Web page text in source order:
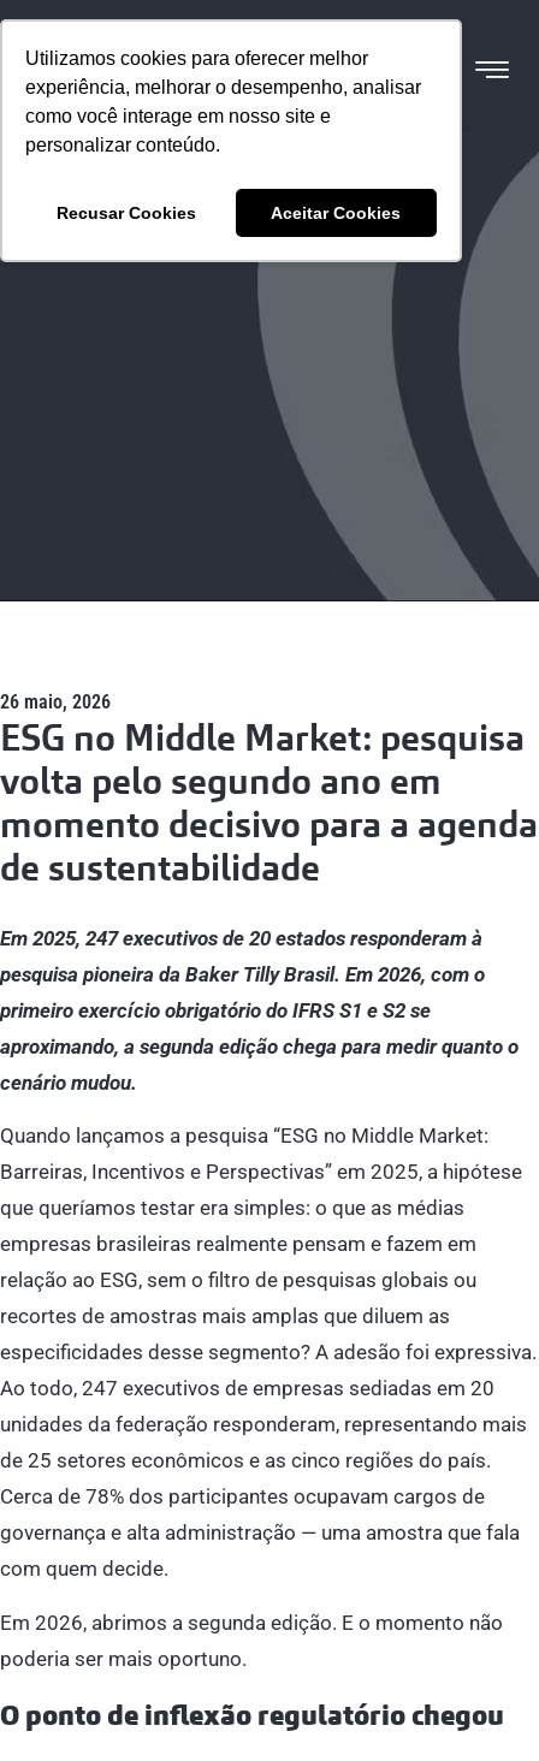
Utilizamos cookies para oferecer melhor
experiência, melhorar o desempenho, analisar
como você interage em nosso site e
personalizar conteúdo.
Recusar Cookies Aceitar Cookies
26 maio, 2026
ESG no Middle Market: pesquisa
volta pelo segundo ano em
momento decisivo para a agenda
de sustentabilidade
Em 2025, 247 executivos de 20 estados responderam à
pesquisa pioneira da Baker Tilly Brasil. Em 2026, com o
primeiro exercício obrigatório do IFRS S1 e S2 se
aproximando, a segunda edição chega para medir quanto o
cenário mudou.
Quando lançamos a pesquisa “ESG no Middle Market:
Barreiras, Incentivos e Perspectivas” em 2025, a hipótese
que queríamos testar era simples: o que as médias
empresas brasileiras realmente pensam e fazem em
relação ao ESG, sem o filtro de pesquisas globais ou
recortes de amostras mais amplas que diluem as
especificidades desse segmento? A adesão foi expressiva.
Ao todo, 247 executivos de empresas sediadas em 20
unidades da federação responderam, representando mais
de 25 setores econômicos e as cinco regiões do país.
Cerca de 78% dos participantes ocupavam cargos de
governança e alta administração — uma amostra que fala
com quem decide.
Em 2026, abrimos a segunda edição. E o momento não
poderia ser mais oportuno.
O ponto de inflexão regulatório chegou